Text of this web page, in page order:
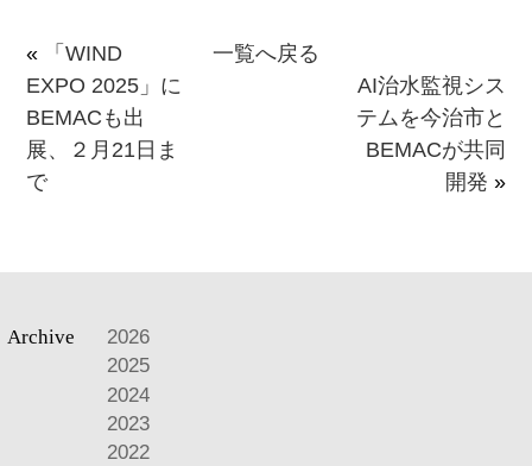
«
「WIND
EXPO 2025」に
BEMACも出
展、２月21日ま
で
一覧へ戻る
AI治水監視シス
テムを今治市と
BEMACが共同
開発 »
Archive
2026
2025
2024
2023
2022